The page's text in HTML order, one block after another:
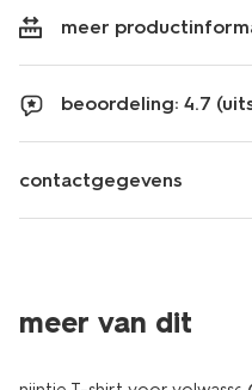
meer
beoordeling: 4.7
contactgegevens
meer van dit
sale